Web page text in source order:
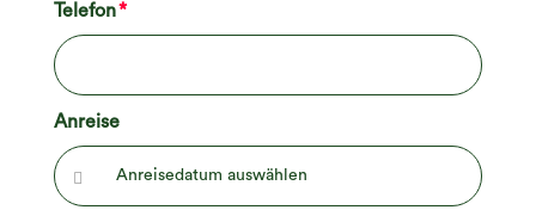
Telefon
Anreise